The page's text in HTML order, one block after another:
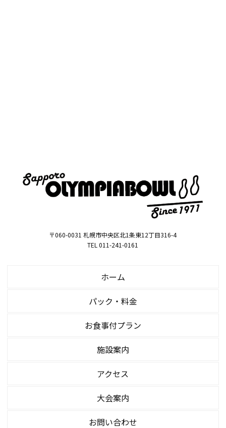
〒060-0031 札幌市中央区北1条東12丁目316-4
TEL 011-241-0161
ホーム
パック・料金
お食事付プラン
施設案内
アクセス
大会案内
お問い合わせ